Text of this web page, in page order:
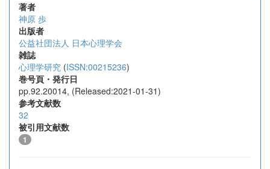
著者
神原 歩
出版者
公益社団法人 日本心理学会
雑誌
心理学研究 (ISSN:00215236)
巻号頁・発行日
pp.92.20014, (Released:2021-01-31)
参考文献数
32
被引用文献数
1